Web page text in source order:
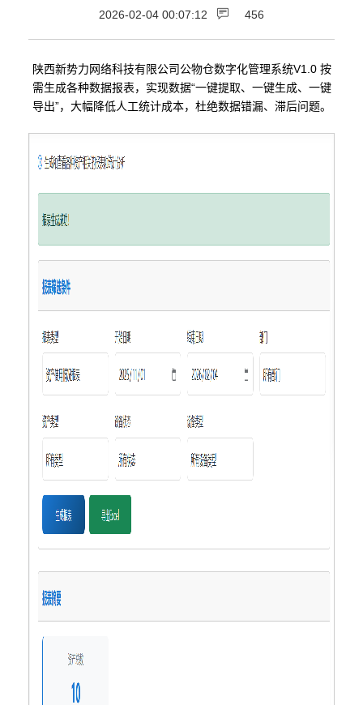
2026-02-04 00:07:12 456
陕西新势力网络科技有限公司公物仓数字化管理系统V1.0 按
需生成各种数据报表，实现数据“一键提取、一键生成、一键
导出”，大幅降低人工统计成本，杜绝数据错漏、滞后问题。